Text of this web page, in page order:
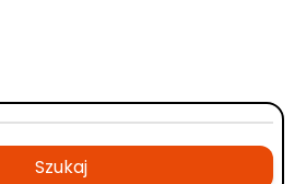
Szukaj